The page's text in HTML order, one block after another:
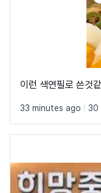
이런 색연필로 쓴것
33 minutes ago 30